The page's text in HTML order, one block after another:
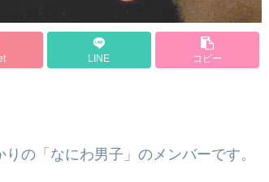
LINE コピー
の「なにわ男子」のメンバーです。